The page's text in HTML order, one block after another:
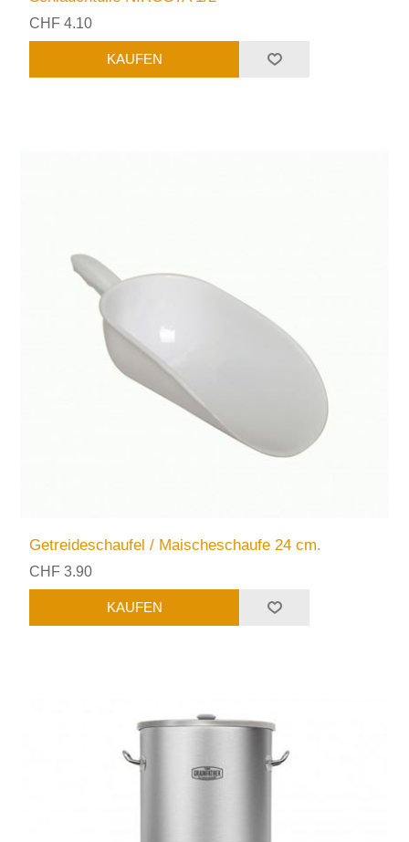
CHF 4.10
Getreideschaufel / Maischeschaufe 24 cm.
CHF 3.90